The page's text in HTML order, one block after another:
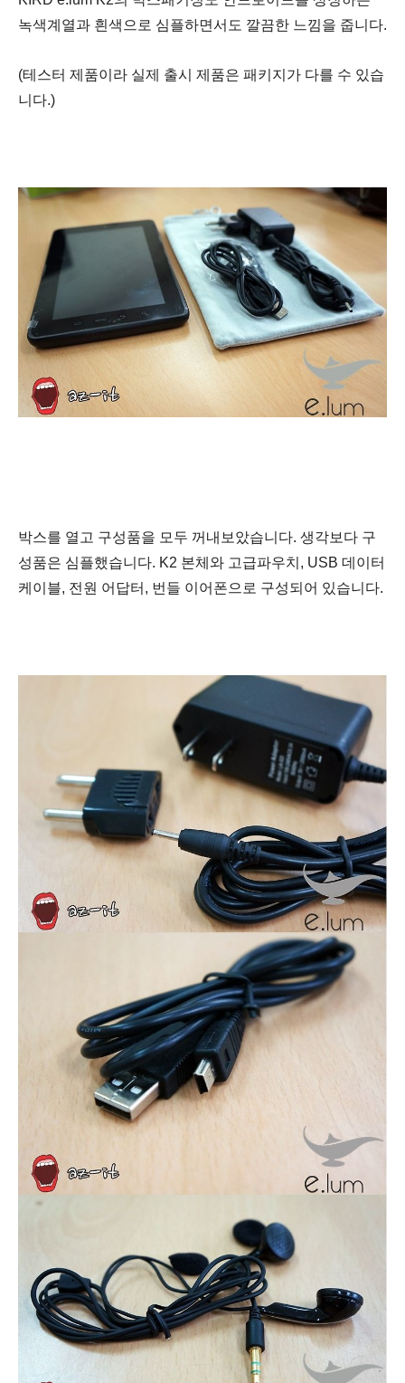
녹색계열과 흰색으로 심플하면서도 깔끔한 느낌을 줍니다.
(테스터 제품이라 실제 출시 제품은 패키지가 다를 수 있습
니다.)
박스를 열고 구성품을 모두 꺼내보았습니다. 생각보다 구
성품은 심플했습니다. K2 본체와 고급파우치, USB 데이터
케이블, 전원 어답터, 번들 이어폰으로 구성되어 있습니다.